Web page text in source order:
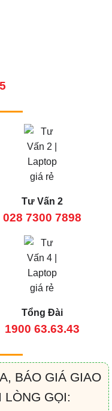
Tư Vấn 2
028 7300 7898
Tổng Đài
1900 63.63.43
BÁO GIÁ GIAO
LÒNG GỌI: